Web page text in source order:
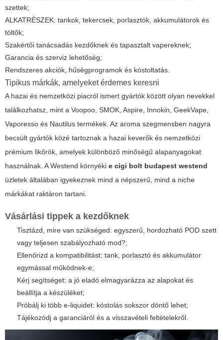
szettek;
ALKATRÉSZEK: tankok, tekercsek, porlasztók, akkumulátorok és
töltők;
Szakértői tanácsadás kezdőknek és tapasztalt vapereknek;
Garancia és szerviz lehetőség;
Rendszeres akciók, hűségprogramok és kóstoltatás.
Tipikus márkák, amelyeket érdemes keresni
A hazai és nemzetközi piacról ismert gyártók között olyan nevekkel
találkozhatsz, mint a Voopoo, SMOK, Aspire, Innokin, GeekVape,
Vaporesso és Nautilus termékek. Az aroma szegmensben nagyra
becsült gyártók közé tartoznak a hazai keverők és nemzetközi
prémium likőrök, amelyek különböző minőségű alapanyagokat
használnak. A Westend környéki e cigi bolt budapest westend
üzletek általában igyekeznek mind a népszerű, mind a niche
márkákat raktáron tartani.
Vásárlási tippek a kezdőknek
Tisztázd, mire van szükséged: egyszerű, hordozható POD szett
vagy teljesen szabályozható mod?;
Ellenőrizd a kompatibilitást: tank, porlasztó és akkumulátor
egymással működnek-e;
Kérj segítséget: a jó eladó elmagyarázza az alapokat és
beállítja a készüléket;
Próbálj ki több e-liquidet: kóstolás sokszor döntő lehet;
Tájékozódj a garanciáról és a visszavételi feltételekről.